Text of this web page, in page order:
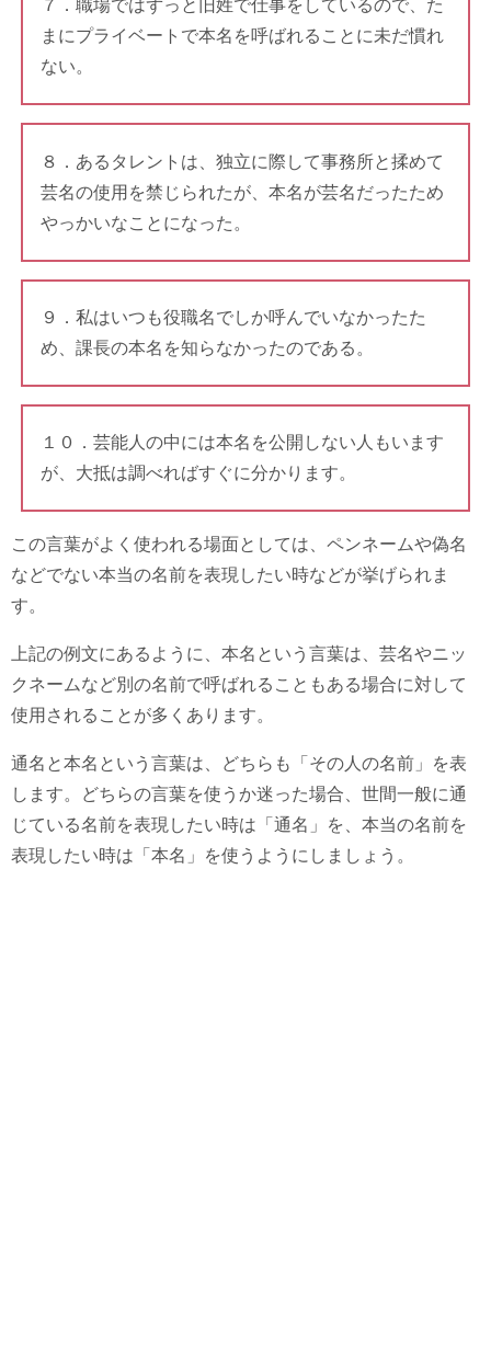
７．職場ではずっと旧姓で仕事をしているので、た
まにプライベートで本名を呼ばれることに未だ慣れ
ない。
８．あるタレントは、独立に際して事務所と揉めて
芸名の使用を禁じられたが、本名が芸名だったため
やっかいなことになった。
９．私はいつも役職名でしか呼んでいなかったた
め、課長の本名を知らなかったのである。
１０．芸能人の中には本名を公開しない人もいます
が、大抵は調べればすぐに分かります。
この言葉がよく使われる場面としては、ペンネームや偽名
などでない本当の名前を表現したい時などが挙げられま
す。
上記の例文にあるように、本名という言葉は、芸名やニッ
クネームなど別の名前で呼ばれることもある場合に対して
使用されることが多くあります。
通名と本名という言葉は、どちらも「その人の名前」を表
します。どちらの言葉を使うか迷った場合、世間一般に通
じている名前を表現したい時は「通名」を、本当の名前を
表現したい時は「本名」を使うようにしましょう。